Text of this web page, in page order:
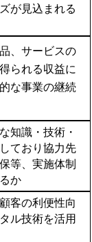
が見込まれる
、サービスの
られる収益に
な事業の継続
知識・技術・
ており協力先
等、実施体制
か
客の利便性向
ル技術を活用